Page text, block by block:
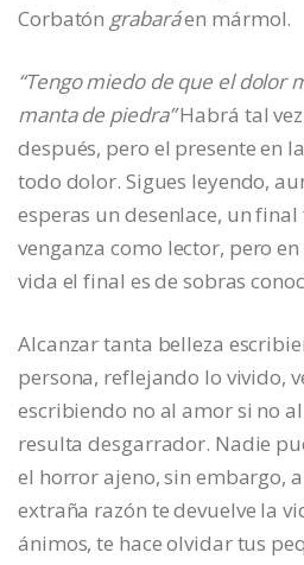
Corbatón grabaráen mármol.
“Tengo miedo de que el dolor
manta de piedra”Habrá tal
después, pero el presente en
todo dolor. Sigues leyendo,
esperas un desenlace, un
venganza como lector, pero
vida el final es de sobras
Alcanzar tanta belleza
persona, reflejando lo vivido,
escribiendo no al amor si no
resulta desgarrador. Nadie
el horror ajeno, sin embargo,
extraña razón te devuelve la
ánimos, te hace olvidar tus